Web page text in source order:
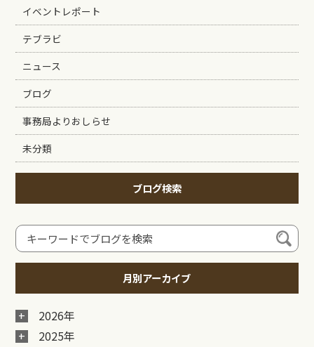
イベントレポート
テブラビ
ニュース
ブログ
事務局よりおしらせ
未分類
ブログ検索
月別アーカイブ
2026年
2025年